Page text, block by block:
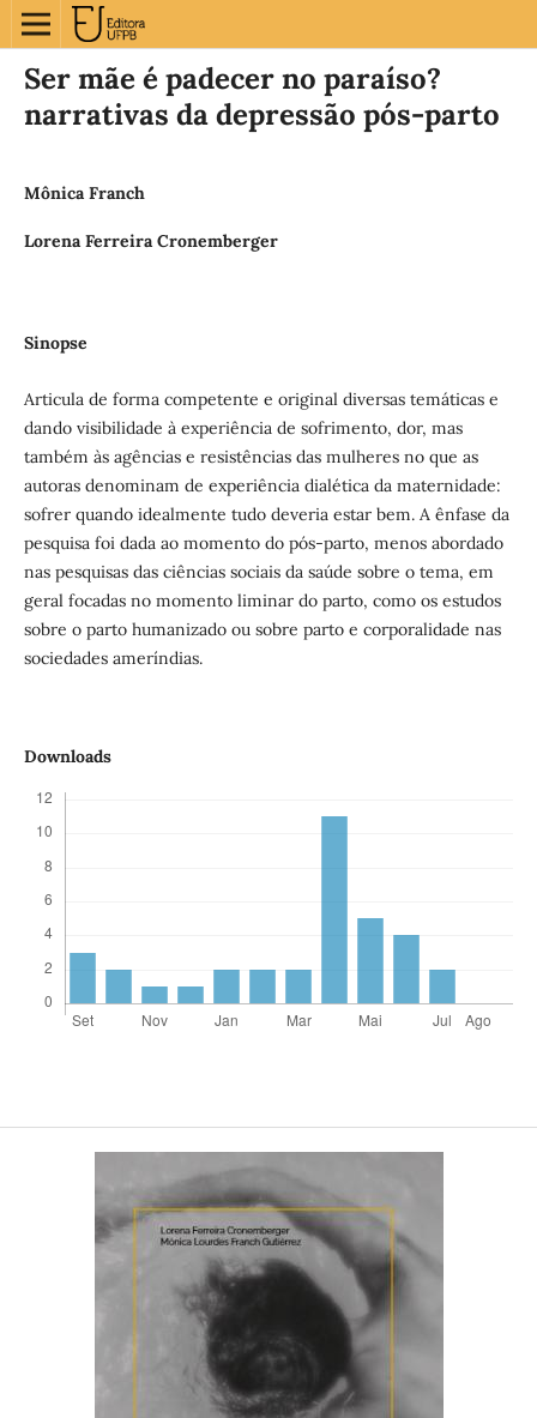
Ser mãe é padecer no paraíso?
narrativas da depressão pós-parto
Mônica Franch
Lorena Ferreira Cronemberger
Sinopse
Articula de forma competente e original diversas temáticas e
dando visibilidade à experiência de sofrimento, dor, mas
também às agências e resistências das mulheres no que as
autoras denominam de experiência dialética da maternidade:
sofrer quando idealmente tudo deveria estar bem. A ênfase da
pesquisa foi dada ao momento do pós-parto, menos abordado
nas pesquisas das ciências sociais da saúde sobre o tema, em
geral focadas no momento liminar do parto, como os estudos
sobre o parto humanizado ou sobre parto e corporalidade nas
sociedades ameríndias.
Downloads